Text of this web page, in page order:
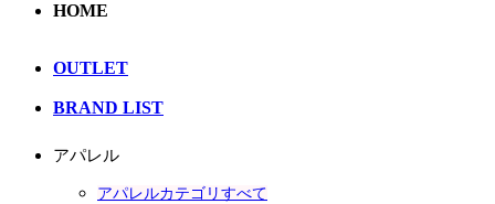
HOME
OUTLET
BRAND LIST
アパレル
アパレルカテゴリすべて